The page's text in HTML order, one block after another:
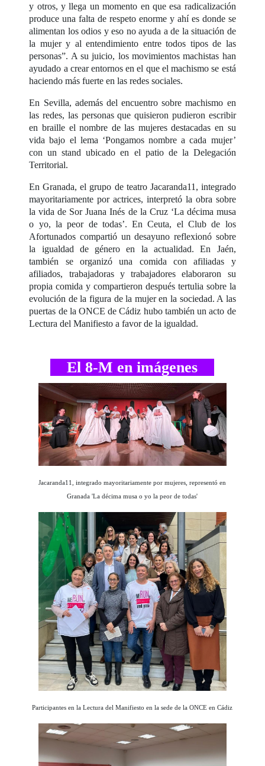
y otros, y llega un momento en que esa radicalización
produce una falta de respeto enorme y ahí es donde se
alimentan los odios y eso no ayuda a de la situación de
la mujer y al entendimiento entre todos tipos de las
personas”. A su juicio, los movimientos machistas han
ayudado a crear entornos en el que el machismo se está
haciendo más fuerte en las redes sociales.
En Sevilla, además del encuentro sobre machismo en
las redes, las personas que quisieron pudieron escribir
en braille el nombre de las mujeres destacadas en su
vida bajo el lema ‘Pongamos nombre a cada mujer’
con un stand ubicado en el patio de la Delegación
Territorial.
En Granada, el grupo de teatro Jacaranda11, integrado
mayoritariamente por actrices, interpretó la obra sobre
la vida de Sor Juana Inés de la Cruz ‘La décima musa
o yo, la peor de todas’. En Ceuta, el Club de los
Afortunados compartió un desayuno reflexionó sobre
la igualdad de género en la actualidad. En Jaén,
también se organizó una comida con afiliadas y
afiliados, trabajadoras y trabajadores elaboraron su
propia comida y compartieron después tertulia sobre la
evolución de la figura de la mujer en la sociedad. A las
puertas de la ONCE de Cádiz hubo también un acto de
Lectura del Manifiesto a favor de la igualdad.
El 8-M en imágenes
Jacaranda11, integrado mayoritariamente por mujeres, representó en
Granada 'La décima musa o yo la peor de todas'
Participantes en la Lectura del Manifiesto en la sede de la ONCE en Cádiz